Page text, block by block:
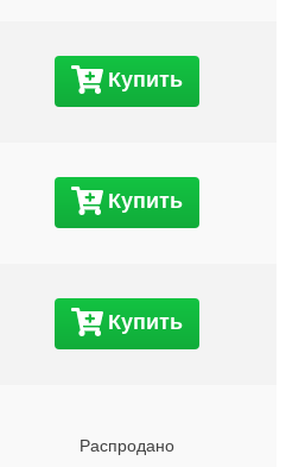
Купить
Купить
Купить
Распродано